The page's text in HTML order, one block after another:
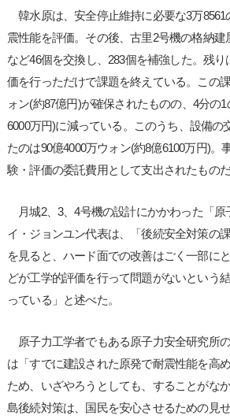
韓水原は、安全停止維持に必要な3万8561
震性能を評価。その後、古里2号機の格納
など46個を交換し、283個を補強した。残
価を行っただけで課題を終えている。この
ォン(約87億円)が確保されたものの、4分の
6000万円)に減っている。このうち、設備の
たのは90億4000万ウォン(約8億6100万円)。
験・評価の委託費用として支出されたものだ
月城2、3、4号機の設計にかかわった「原
イ・ジョンユン代表は、「後続安全対策の
を見ると、ハード面での改善はごく一部に
どが工学的評価を行って問題がないという
っている」と述べた。
原子力工学者でもある原子力安全研究所
は「すでに建設された原発で耐震性能を高
ため、いざやろうとしても、することがな
島後続対策は、国民を安心させるための見